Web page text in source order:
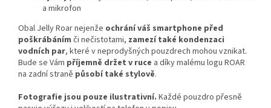
a mikrofon
Obal Jelly Roarnejenže ochrání váš smartphone před
poškrábáním či nečistotami, zamezí také kondenzaci
vodních par, které v neprodyšných pouzdrech mohou vznikat.
Bude se Vám příjemně držet v ruce a díky malému logu ROAR
na zadní straně působí také stylově.
Fotografie jsou pouze ilustrativní. Každé pouzdro přesně